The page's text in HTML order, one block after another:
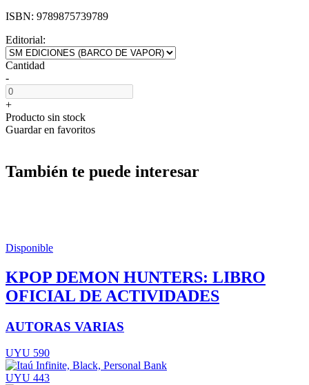
ISBN: 9789875739789
Editorial:
Cantidad
-
+
Producto sin stock
Guardar en favoritos
También te puede interesar
Disponible
KPOP DEMON HUNTERS: LIBRO
OFICIAL DE ACTIVIDADES
AUTORAS VARIAS
UYU 590
UYU 443